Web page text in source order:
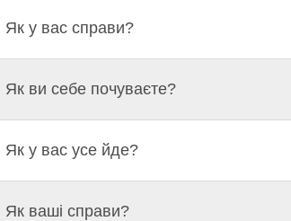
Як у вас справи?
Як ви себе почуваєте?
Як у вас усе йде?
Як ваші справи?